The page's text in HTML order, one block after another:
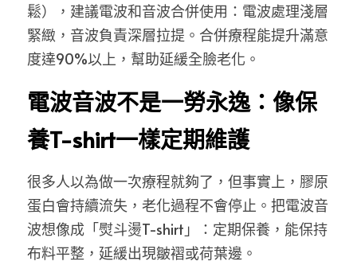
鬆），建議電波和音波合併使用：電波處理淺層
緊緻，音波負責深層拉提。合併療程能提升滿意
度達90%以上，幫助延緩全臉老化。
電波音波不是一勞永逸：像保
養T-shirt一樣定期維護
很多人以為做一次療程就夠了，但事實上，膠原
蛋白會持續流失，老化過程不會停止。把電波音
波想像成「熨斗燙T-shirt」：定期保養，能保持
布料平整，延緩出現皺褶或荷葉邊。